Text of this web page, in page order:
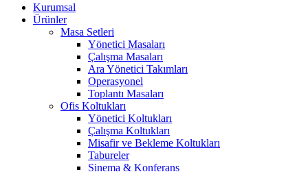
Kurumsal
Ürünler
Masa Setleri
Yönetici Masaları
Çalışma Masaları
Ara Yönetici Takımları
Operasyonel
Toplantı Masaları
Ofis Koltukları
Yönetici Koltukları
Çalışma Koltukları
Misafir ve Bekleme Koltukları
Tabureler
Sinema & Konferans